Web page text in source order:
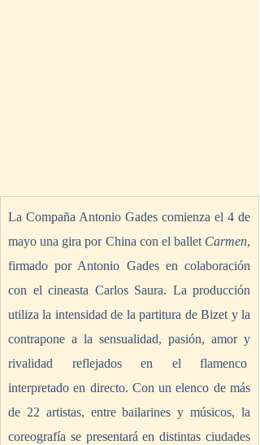
La Compaña Antonio Gades comienza el 4 de
mayo una gira por China con el ballet Carmen,
firmado por Antonio Gades en colaboración
con el cineasta Carlos Saura. La producción
utiliza la intensidad de la partitura de Bizet y la
contrapone a la sensualidad, pasión, amor y
rivalidad reflejados en el flamenco
interpretado en directo. Con un elenco de más
de 22 artistas, entre bailarines y músicos, la
coreografía se presentará en distintas ciudades